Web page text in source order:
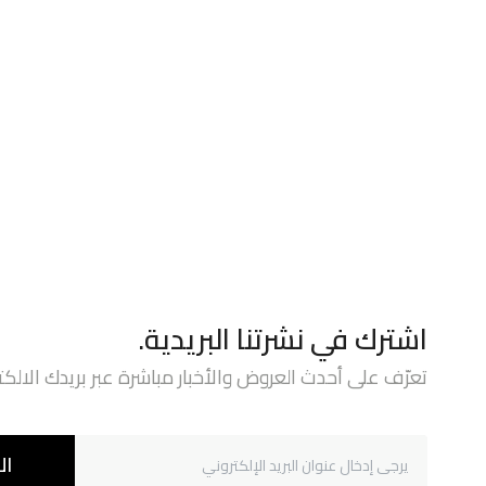
اشترك في نشرتنا البريدية.
تعرّف على أحدث العروض والأخبار مباشرة عبر بريدك